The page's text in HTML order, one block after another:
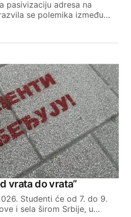
pasivizaciju adresa na
se polemika između…
vrata do vrata”
Studenti će od 7. do 9.
i sela širom Srbije, u…